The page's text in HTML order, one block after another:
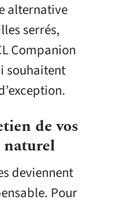
alternative
serrés,
Companion
souhaitent
de vos
deviennent
Pour